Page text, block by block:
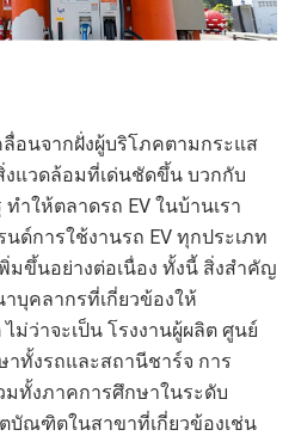
จากฝั่งผู้บริโภคตามกระแส
แวดล้อมที่เด่นชัดขึ้น บวกกับ
ำให้ตลาดรถ EV ในบ้านเรา
ด์การใช้งานรถ EV ทุกประเภท
มขึ้นอย่างต่อเนื่อง ทั้งนี้ สิ่งสำคัญ
บุคลากรที่เกี่ยวข้องให้
ม่ว่าจะเป็น โรงงานผู้ผลิต ศูนย์
ทั้งรถและสถานีชาร์จ การ
มทั้งภาคการศึกษาในระดับ
บัณฑิตในสาขาที่เกี่ยวข้องเช่น